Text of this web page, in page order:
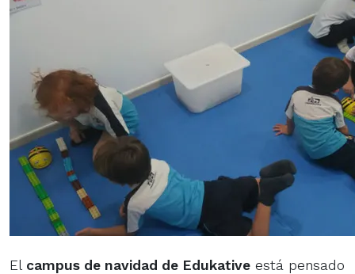
El campus de navidad de Edukative está pensado